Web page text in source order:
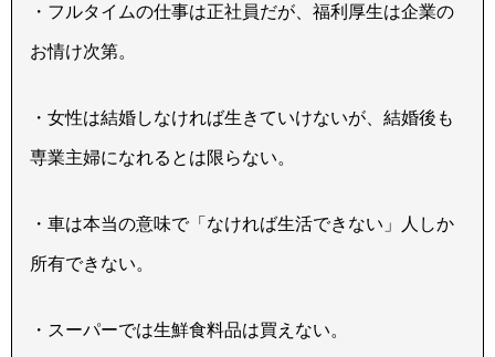
・フルタイムの仕事は正社員だが、福利厚生は企業の
お情け次第。
・女性は結婚しなければ生きていけないが、結婚後も
専業主婦になれるとは限らない。
・車は本当の意味で「なければ生活できない」人しか
所有できない。
・スーパーでは生鮮食料品は買えない。